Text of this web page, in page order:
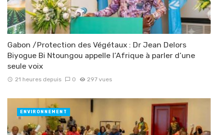
Gabon /Protection des Végétaux : Dr Jean Delors
Biyogue Bi Ntoungou appelle l’Afrique à parler d’une
seule voix
21 heures depuis 0 297 vues
ENVIRONNEMENT